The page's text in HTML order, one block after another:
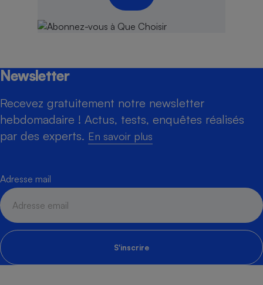
Newsletter
Recevez gratuitement notre newsletter
hebdomadaire ! Actus, tests, enquêtes réalisés
par des experts. En savoir plus
Adresse mail
S'inscrire